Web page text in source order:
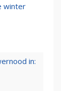
winter
in: